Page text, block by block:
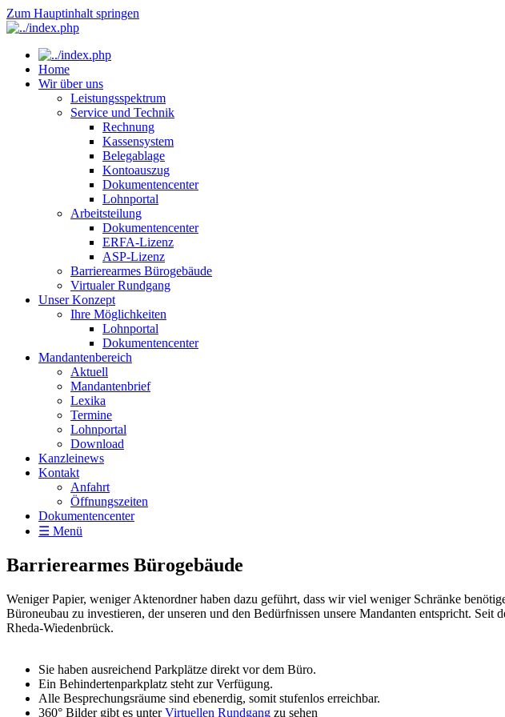
Zum Hauptinhalt springen
Home
Wir über uns
Leistungsspektrum
Service und Technik
Rechnung
Kassensystem
Belegablage
Kontoauszug
Dokumentencenter
Lohnportal
Arbeitsteilung
Dokumentencenter
ERFA-Lizenz
ASP-Lizenz
Barrierearmes Bürogebäude
Virtualer Rundgang
Unser Konzept
Ihre Möglichkeiten
Lohnportal
Dokumentencenter
Mandantenbereich
Aktuell
Mandantenbrief
Lexika
Termine
Lohnportal
Download
Kanzleinews
Kontakt
Anfahrt
Öffnungszeiten
Dokumentencenter
☰ Menü
Barrierearmes Bürogebäude
Weniger Papier, weniger Aktenordner haben dazu geführt, dass wir viel weniger Schränke
Büroneubau zu investieren, der unseren und den Bedürfnissen unsere Mandanten entspricht.
Rheda-Wiedenbrück.
Sie haben ausreichend Parkplätze direkt vor dem Büro.
Ein Behindertenparkplatz steht zur Verfügung.
Alle Besprechungsräume sind ebenerdig, somit stufenlos erreichbar.
360° Bilder gibt es unterVirtuellen Rundgang zu sehen